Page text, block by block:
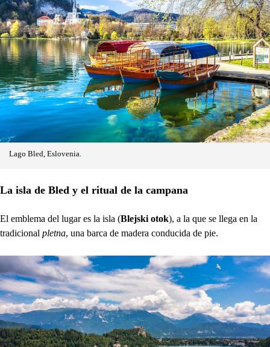
Lago Bled, Eslovenia.
La isla de Bled y el ritual de la campana
El emblema del lugar es la isla (Blejski otok), a la que se llega en la
tradicional pletna, una barca de madera conducida de pie.